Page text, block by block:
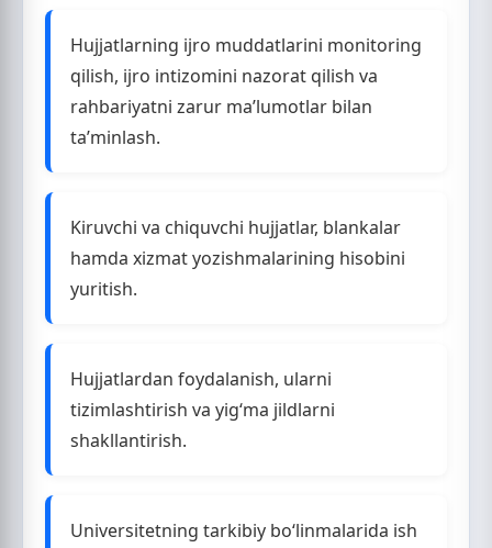
Hujjatlarning ijro muddatlarini monitoring
qilish, ijro intizomini nazorat qilish va
rahbariyatni zarur ma’lumotlar bilan
ta’minlash.
Kiruvchi va chiquvchi hujjatlar, blankalar
hamda xizmat yozishmalarining hisobini
yuritish.
Hujjatlardan foydalanish, ularni
tizimlashtirish va yig‘ma jildlarni
shakllantirish.
Universitetning tarkibiy bo‘linmalarida ish